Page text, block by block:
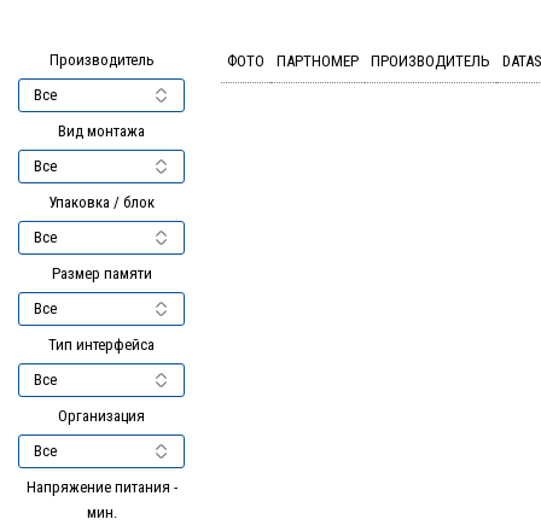
Производитель
Вид монтажа
Упаковка / блок
Размер памяти
Тип интерфейса
Организация
Напряжение питания -
мин.
ФОТО ПАРТНОМЕР ПРОИЗВОДИТЕЛЬ